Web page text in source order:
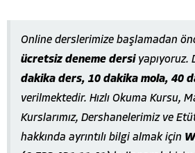
Online derslerimize başlamadan
ücretsiz deneme dersiyapıyoruz.
dakika ders, 10 dakika mola, 40
verilmektedir. Hızlı Okuma Kursu,
Kurslarımız, Dershanelerimiz ve
hakkında ayrıntılı bilgi almak için